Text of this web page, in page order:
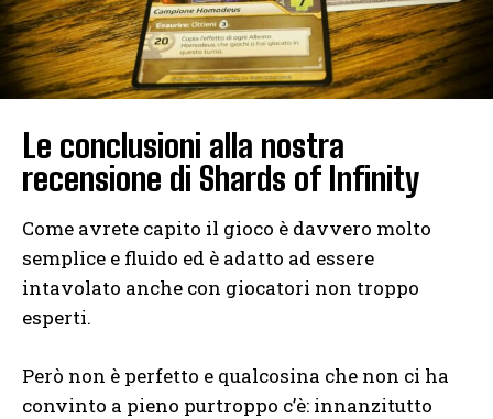
Le conclusioni alla nostra
recensione di Shards of Infinity
Come avrete capito il gioco è davvero molto
semplice e fluido ed è adatto ad essere
intavolato anche con giocatori non troppo
esperti.
Però non è perfetto e qualcosina che non ci ha
convinto a pieno purtroppo c’è: innanzitutto